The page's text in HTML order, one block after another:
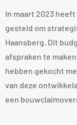
In maart 2023
gesteld om
Haansberg. Dit
afspraken te
hebben gekocht
van deze
een